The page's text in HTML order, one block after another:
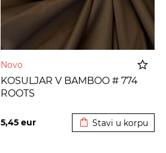
Novo
KOSULJAR V BAMBOO # 774
ROOTS
5,45 eur Stavi u korpu